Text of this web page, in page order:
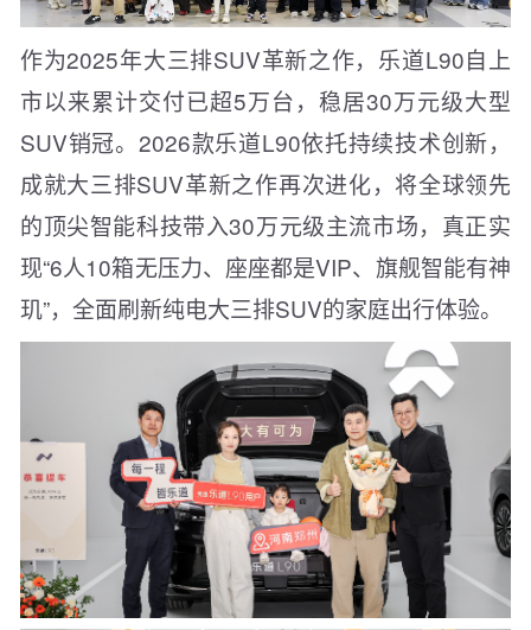
作为2025年大三排SUV革新之作，乐道L90自上
市以来累计交付已超5万台，稳居30万元级大型
SUV销冠。2026款乐道L90依托持续技术创新，
成就大三排SUV革新之作再次进化，将全球领先
的顶尖智能科技带入30万元级主流市场，真正实
现“6人10箱无压力、座座都是VIP、旗舰智能有神
玑”，全面刷新纯电大三排SUV的家庭出行体验。